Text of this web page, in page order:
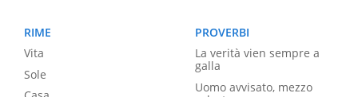
RIME
Vita
Sole
PROVERBI
La verità vien sempre a
galla
Uomo avvisato, mezzo